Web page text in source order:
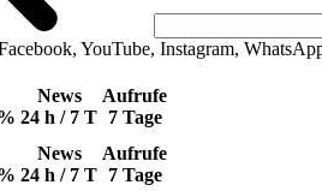
YouTube, Instagram,
News
24 h / 7 T
Aufrufe
7 Tage
News
24 h / 7 T
Aufrufe
7 Tage